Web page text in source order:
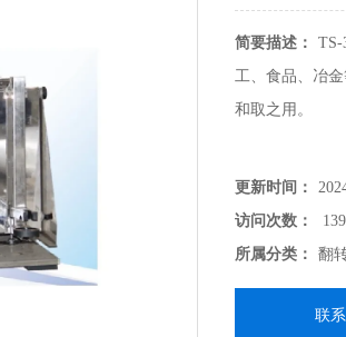
简要描述：
工、食品、冶
和取之用。
更新时间：
访问次数：
所属分类：
翻
联